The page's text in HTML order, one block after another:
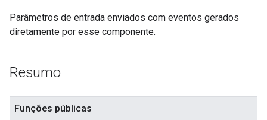
Parâmetros de entrada enviados com eventos gerados
diretamente por esse componente.
Resumo
Funções públicas